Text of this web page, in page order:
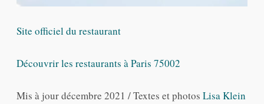
Site officiel du restaurant
Découvrir les restaurants à Paris 75002
Mis à jour décembre 2021 / Textes et photos Lisa Klein